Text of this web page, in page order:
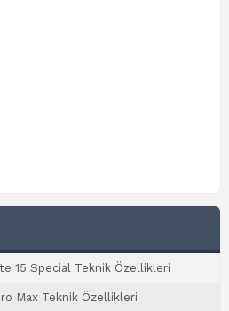
15 Special Teknik Özellikleri
Max Teknik Özellikleri